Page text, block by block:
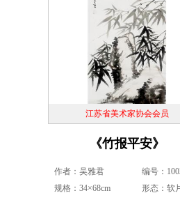
江苏省美术家协会会员
《竹报平安》
作者：吴雅君
规格：34×68cm
编号：
形态：软